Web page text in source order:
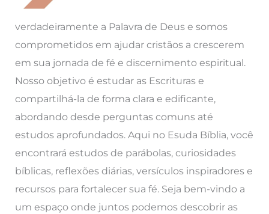
verdadeiramente a Palavra de Deus e somos
comprometidos em ajudar cristãos a crescerem
em sua jornada de fé e discernimento espiritual.
Nosso objetivo é estudar as Escrituras e
compartilhá-la de forma clara e edificante,
abordando desde perguntas comuns até
estudos aprofundados. Aqui no Esuda Bíblia, você
encontrará estudos de parábolas, curiosidades
bíblicas, reflexões diárias, versículos inspiradores e
recursos para fortalecer sua fé. Seja bem-vindo a
um espaço onde juntos podemos descobrir as